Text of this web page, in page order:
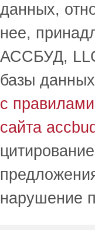
данных,
нее,
АССБУД,
базы
с
сайта
нарушение